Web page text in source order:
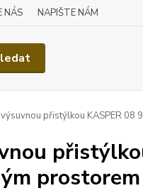
NÁS NAPIŠTE NÁM
přistýlkou KASPER
prostorem